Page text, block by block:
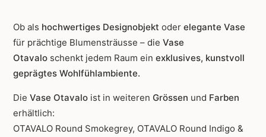
Ob als hochwertiges Designobjekt oder elegante Vase
für prächtige Blumensträusse – die Vase
Otavalo schenkt jedem Raum ein exklusives, kunstvoll
geprägtes Wohlfühlambiente.
Die Vase Otavalo ist in weiteren Grössen und Farben
erhältlich:
OTAVALO Round Smokegrey, OTAVALO Round Indigo &